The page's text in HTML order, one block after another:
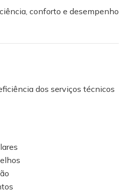
conforto e desempenho
dos serviços técnicos